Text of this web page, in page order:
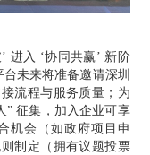
进入 ‘协同共赢’ 新阶
未来将准备邀请深圳
流程与服务质量；为
” 征集，加入企业可享
机会（如政府项目申
制定（拥有议题投票